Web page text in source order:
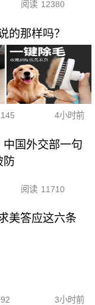
阅读 12380
的那样吗？
4小时前
国外交部一句
防
阅读 11710
美答应这六条
3小时前